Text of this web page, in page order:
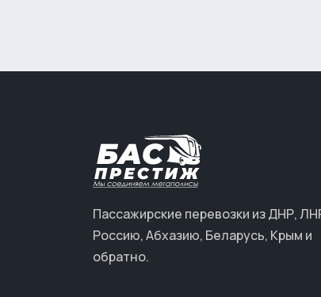
Пассажирские перевозки из ДНР,
Россию, Абхазию, Беларусь, Крым и
обратно.